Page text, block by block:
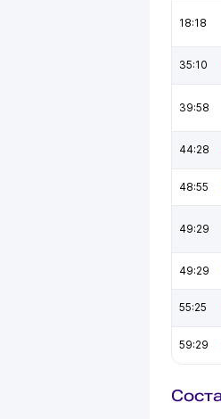
18:18
35:10
39:58
44:28
48:55
49:29
49:29
55:25
59:29